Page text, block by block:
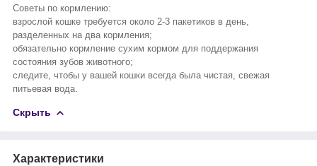
Советы по кормлению:
взрослой кошке требуется около 2-3 пакетиков в день,
разделенных на два кормления;
обязательно кормление сухим кормом для поддержания
состояния зубов животного;
следите, чтобы у вашей кошки всегда была чистая, свежая
питьевая вода.
Скрыть
Характеристики